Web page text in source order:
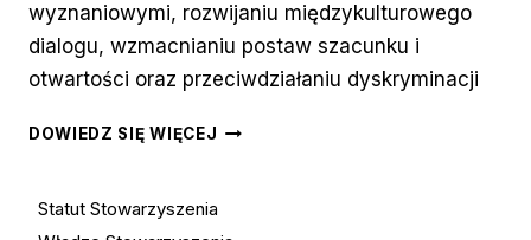
wyznaniowymi, rozwijaniu międzykulturowego
dialogu, wzmacnianiu postaw szacunku i
otwartości oraz przeciwdziałaniu dyskryminacji
DOWIEDZ SIĘ WIĘCEJ PODARUJ
SALAM
Statut Stowarzyszenia